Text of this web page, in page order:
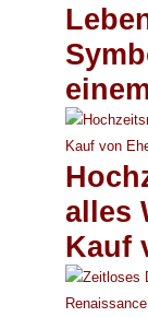
alles
Kauf